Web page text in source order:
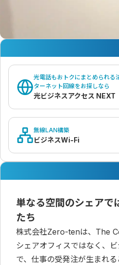
光電話もおトクにまとめられる
ターネット回線をお探しなら
光ビジネスアクセス NEXT
無線LAN構築
ビジネスWi-Fi
単なる空間のシェアで
たち
株式会社Zero-tenは、The
シェアオフィスではなく、
で、仕事の受発注が生まれ